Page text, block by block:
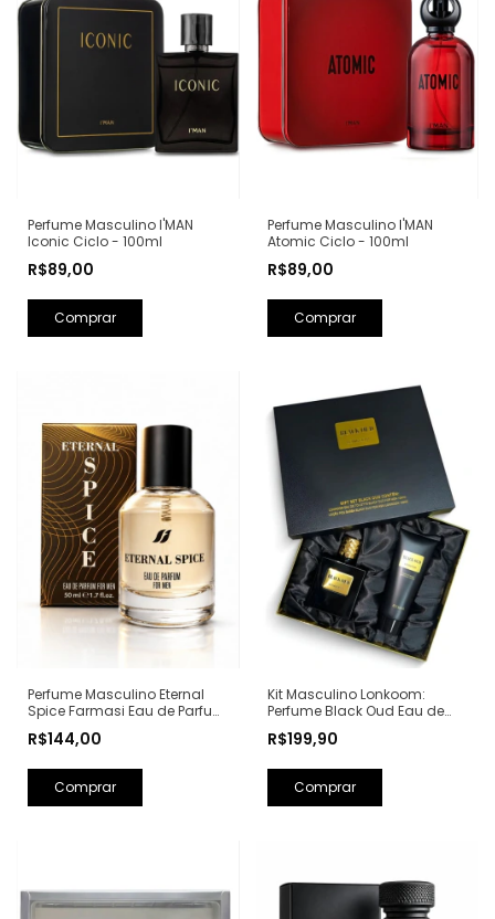
Perfume Masculino I'MAN
Iconic Ciclo - 100ml
R$89,00
Perfume Masculino I'MAN
Atomic Ciclo - 100ml
R$89,00
Perfume Masculino Eternal
Spice Farmasi Eau de Parfum
Carolina Herrera)
R$144,00
Kit Masculino Lonkoom:
Perfume Black Oud Eau de
Barba Perfumada 150ml
R$199,90